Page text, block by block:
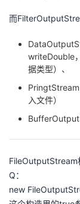
而
writeDouble
据类型）、
入文件）
FileOutputStream
Q：
new